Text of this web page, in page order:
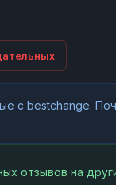
с bestchange.
отзывов на